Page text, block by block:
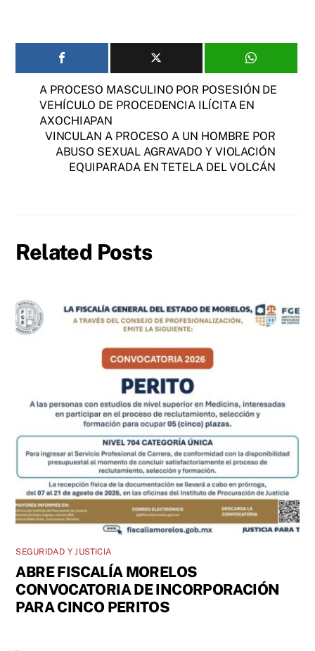
A PROCESO MASCULINO POR POSESIÓN DE
VEHÍCULO DE PROCEDENCIA ILÍCITA EN
AXOCHIAPAN
VINCULAN A PROCESO A UN HOMBRE POR
ABUSO SEXUAL AGRAVADO Y VIOLACIÓN
EQUIPARADA EN TETELA DEL VOLCÁN
Related Posts
SEGURIDAD Y JUSTICIA
ABRE FISCALÍA MORELOS
CONVOCATORIA DE INCORPORACIÓN
PARA CINCO PERITOS